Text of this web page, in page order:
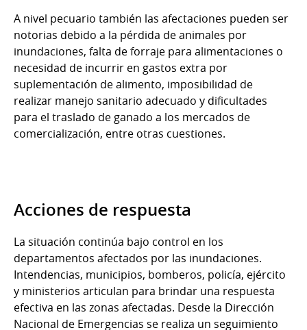
A nivel pecuario también las afectaciones pueden ser
notorias debido a la pérdida de animales por
inundaciones, falta de forraje para alimentaciones o
necesidad de incurrir en gastos extra por
suplementación de alimento, imposibilidad de
realizar manejo sanitario adecuado y dificultades
para el traslado de ganado a los mercados de
comercialización, entre otras cuestiones.
Acciones de respuesta
La situación continúa bajo control en los
departamentos afectados por las inundaciones.
Intendencias, municipios, bomberos, policía, ejército
y ministerios articulan para brindar una respuesta
efectiva en las zonas afectadas. Desde la Dirección
Nacional de Emergencias se realiza un seguimiento